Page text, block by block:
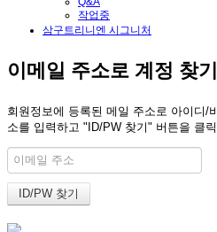
작업중
삼구트리니엔 시그니처
이메일 주소로 계정 찾기
회원정보에 등록된 메일 주소로 아이디/
소를 입력하고 "ID/PW 찾기" 버튼을 클